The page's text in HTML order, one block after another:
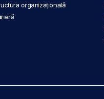
organizațională